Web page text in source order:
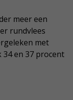
meer een
rundvlees
met
34 en 37 procent